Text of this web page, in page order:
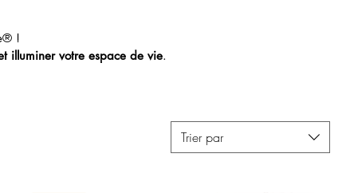
!
illuminer votre espace de vie.
Trier par